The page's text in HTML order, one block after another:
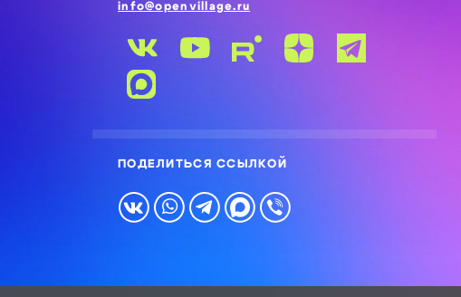
info@openvillage.ru
ПОДЕЛИТЬСЯ ССЫЛКОЙ